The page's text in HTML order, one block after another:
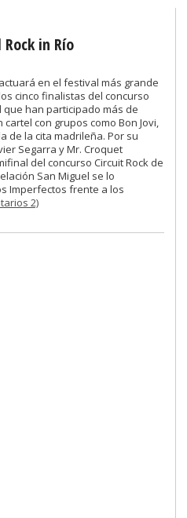
in Río
en el festival más grande
cinco finalistas del concurso
que han participado más de
con grupos como Bon Jovi,
de la cita madrileña. Por su
Segarra y Mr. Croquet
del concurso Circuit Rock de
San Miguel se lo
Imperfectos frente a los
2)